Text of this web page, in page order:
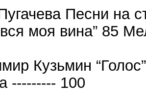
Песни на
моя вина” 85
Кузьмин
--------- 100